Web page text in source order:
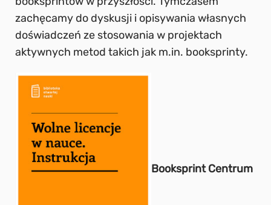
zachęcamy do dyskusji i opisywania własnych
doświadczeń ze stosowania w projektach
aktywnych metod takich jak m.in. booksprinty.
Booksprint Centrum